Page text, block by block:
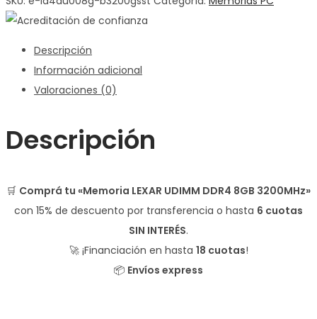
Descripción
Información adicional
Valoraciones (0)
Descripción
🛒 Comprá tu «Memoria LEXAR UDIMM DDR4 8GB 3200MHz»
con 15% de descuento por transferencia o hasta 6 cuotas
SIN INTERÉS.
🚀 ¡Financiación en hasta 18 cuotas!
📦 Envíos express